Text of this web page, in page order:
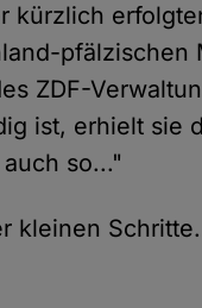
kürzlich
pfälzischen
ZDF-
ist, erhielt sie
so..."
kleinen